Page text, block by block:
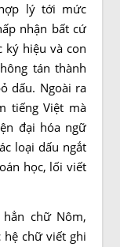
lý tới mức
nhận bất cứ
ký hiệu và con
tán thành
dấu. Ngoài ra
tiếng Việt mà
đại hóa ngữ
loại dấu ngắt
học, lối viết
chữ Nôm,
hệ chữ viết ghi